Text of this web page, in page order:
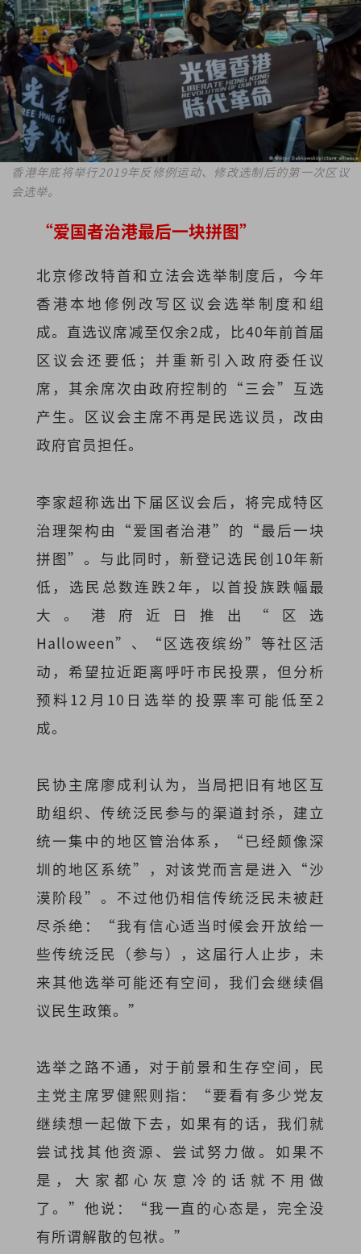
香港年底将举行2019年反修例运动、修改选制后的第一次区议
会选举。
“爱国者治港最后一块拼图”
北京修改特首和立法会选举制度后，今年
香港本地修例改写区议会选举制度和组
成。直选议席减至仅余2成，比40年前首届
区议会还要低；并重新引入政府委任议
席，其余席次由政府控制的“三会”互选
产生。区议会主席不再是民选议员，改由
政府官员担任。
李家超称选出下届区议会后，将完成特区
治理架构由“爱国者治港”的“最后一块
拼图”。与此同时，新登记选民创10年新
低，选民总数连跌2年，以首投族跌幅最
大。港府近日推出“区选
Halloween”、“区选夜缤纷”等社区活
动，希望拉近距离呼吁市民投票，但分析
预料12月10日选举的投票率可能低至2
成。
民协主席廖成利认为，当局把旧有地区互
助组织、传统泛民参与的渠道封杀，建立
统一集中的地区管治体系，“已经颇像深
圳的地区系统”，对该党而言是进入“沙
漠阶段”。不过他仍相信传统泛民未被赶
尽杀绝：“我有信心适当时候会开放给一
些传统泛民（参与），这届行人止步，未
来其他选举可能还有空间，我们会继续倡
议民生政策。”
选举之路不通，对于前景和生存空间，民
主党主席罗健熙则指：“要看有多少党友
继续想一起做下去，如果有的话，我们就
尝试找其他资源、尝试努力做。如果不
是，大家都心灰意冷的话就不用做
了。”他说：“我一直的心态是，完全没
有所谓解散的包袱。”